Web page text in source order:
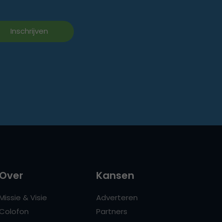
& Visie
Kansen
Adverteren
Partners